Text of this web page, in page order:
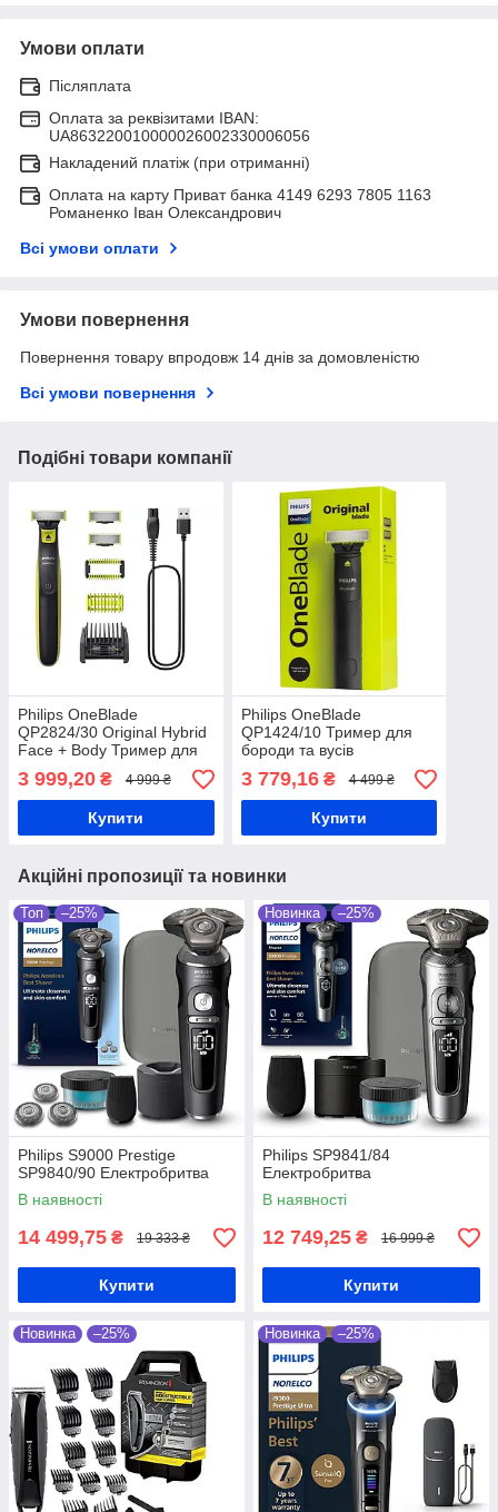
Умови оплати
Післяплата
Оплата за реквізитами IBAN:
UA863220010000026002330006056
Накладений платіж (при отриманні)
Оплата на карту Приват банка 4149 6293 7805 1163
Романенко Іван Олександрович
Всі умови оплати
Умови повернення
Повернення товару впродовж 14 днів за домовленістю
Всі умови повернення
Подібні товари компанії
Philips OneBlade
QP2824/30 Original Hybrid
Face + Body Тример для
бороди та вусів
3 999,20 ₴ 4 999 ₴
Купити
Philips OneBlade
QP1424/10 Тример для
бороди та вусів
3 779,16₴ 4 499 ₴
Купити
Акційні пропозиції та новинки
Топ –25%
Philips S9000 Prestige
SP9840/90 Електробритва
В наявності
14 499,75 ₴ 19 333 ₴
Купити
Новинка –25%
Philips SP9841/84
Електробритва
В наявності
12 749,25 ₴ 16 999 ₴
Купити
Новинка –25% Новинка –25%